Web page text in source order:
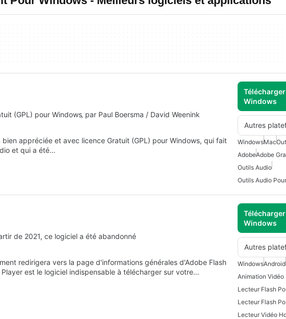
(GPL) pour Windows‚ par Paul Boersma / David Weenink
Windows
Autres
appréciée et avec licence Gratuit (GPL) pour Windows, qui fait
et qui a été…
WindowsMac
AdobeAdobe
Outils Audio
Outils Audio
de 2021, ce logiciel a été abandonné
Windows
Autres
redirigera vers la page d'informations générales d'Adobe Flash
Player est le logiciel indispensable à télécharger sur votre…
WindowsAndroid
Animation Vidéo
Lecteur Flash
Lecteur Flash
Lecteur Vidéo